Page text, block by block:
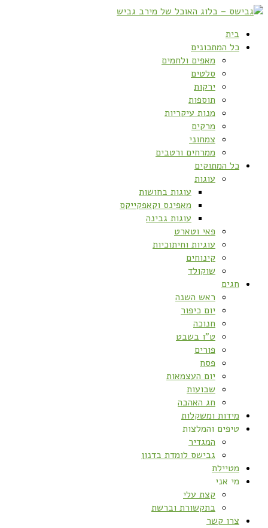
בית
כל המתכונים
מאפים ולחמים
סלטים
ירקות
תוספות
מנות עיקריות
מרקים
צמחוני
ממרחים ורטבים
כל המתוקים
עוגות
עוגות בחושות
מאפינס וקאפקייקס
עוגות גבינה
פאי וטארט
עוגיות וחיתוכיות
קינוחים
שוקולד
חגים
ראש השנה
יום כיפור
חנוכה
ט”ו בשבט
פורים
פסח
יום העצמאות
שבועות
חג האהבה
מידות ומשקלות
טיפים והמלצות
המגדיר
גבישס לומדת בדנון
מטיילת
מי אני
קצת עלי
בתקשורת וברשת
צרו קשר